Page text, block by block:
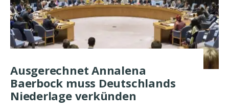
Ausgerechnet Annalena
Baerbock muss Deutschlands
Niederlage verkünden